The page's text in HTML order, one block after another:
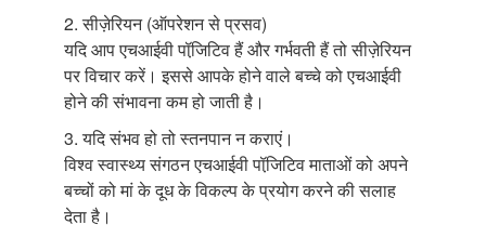
2. सीज़ेरियन (ऑपरेशन से प्रसव)
यदि आप एचआईवी पॉजि़टिव हैं और गर्भवती हैं तो सीज़ेरियन
पर विचार करें। इससे आपके होने वाले बच्चे को एचआईवी
होने की संभावना कम हो जाती है।
3. यदि संभव हो तो स्तनपान न कराएं।
विश्व स्वास्थ्य संगठन एचआईवी पॉजि़टिव माताओं को अपने
बच्चों को मां के दूध के विकल्प के प्रयोग करने की सलाह
देता है।